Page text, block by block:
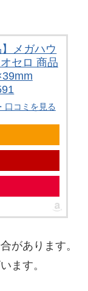
メガハウ
セロ 商品
口コミを見る
があります。
ます。